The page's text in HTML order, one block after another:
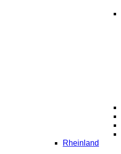
Rheinland